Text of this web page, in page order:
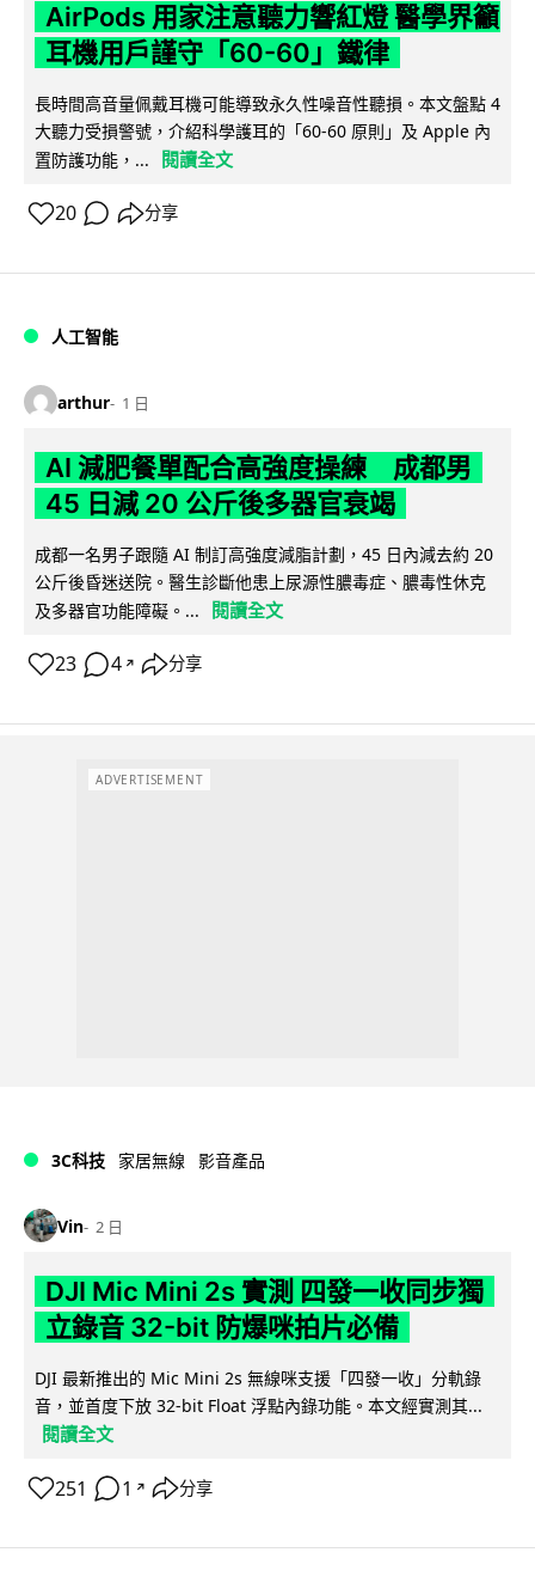
AirPods 用家注意聽力響紅燈 醫學界籲
耳機用戶謹守「60-60」鐵律
長時間高音量佩戴耳機可能導致永久性噪音性聽損。本文盤點 4
大聽力受損警號，介紹科學護耳的「60-60 原則」及 Apple 內
置防護功能，...
閱讀全文
20 分享
人工智能
arthur 1 日
AI 減肥餐單配合高強度操練 成都男
45 日減 20 公斤後多器官衰竭
成都一名男子跟隨 AI 制訂高強度減脂計劃，45 日內減去約 20
公斤後昏迷送院。醫生診斷他患上尿源性膿毒症、膿毒性休克
及多器官功能障礙。...
閱讀全文
23 4 ↗ 分享
ADVERTISEMENT
3C科技 家居無線 影音產品
Vin 2 日
DJI Mic Mini 2s 實測 四發一收同步獨
立錄音 32-bit 防爆咪拍片必備
DJI 最新推出的 Mic Mini 2s 無線咪支援「四發一收」分軌錄
音，並首度下放 32-bit Float 浮點內錄功能。本文經實測其...
閱讀全文
251 1 ↗ 分享